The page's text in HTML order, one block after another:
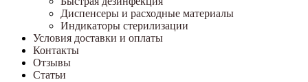
Диспенсеры и расходные материалы
Индикаторы стерилизации
Условия доставки и оплаты
Контакты
Отзывы
Статьи